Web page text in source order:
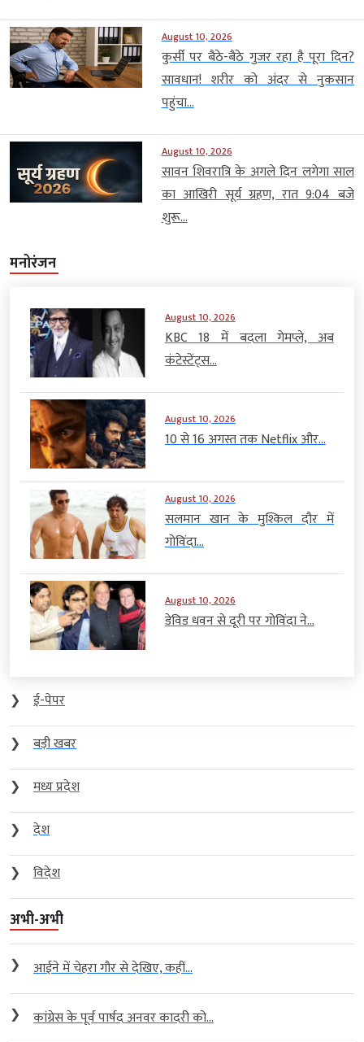
August 10, 2026
कुर्सी पर बैठे-बैठे गुजर रहा है पूरा दिन?
सावधान! शरीर को अंदर से नुकसान
पहुंचा...
August 10, 2026
सावन शिवरात्रि के अगले दिन लगेगा साल
का आखिरी सूर्य ग्रहण, रात 9:04 बजे
शुरू...
मनोरंजन
August 10, 2026
KBC 18 में बदला गेमप्ले, अब
कंटेस्टेंट्स...
August 10, 2026
10 से 16 अगस्त तक Netflix और...
August 10, 2026
सलमान खान के मुश्किल दौर में
गोविंदा...
August 10, 2026
डेविड धवन से दूरी पर गोविंदा ने...
❯
ई-पेपर
❯
बड़ी खबर
❯
मध्य प्रदेश
❯
देश
❯
विदेश
अभी-अभी
❯ आईने में चेहरा गौर से देखिए, कहीं...
❯ कांग्रेस के पूर्व पार्षद अनवर कादरी को...